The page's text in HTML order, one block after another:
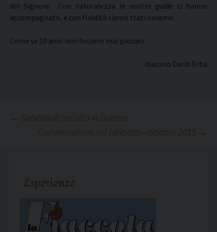
del Signore. Con naturalezza le nostre guide ci hanno
accompagnato, e con fluidità siamo stati insieme.
Come se 10 anni non fossero mai passati.
diacono Dario Erba
Navigazione
← Servizio di ascolto in Duomo
Conversazione sul celibato – ottobre 2015 →
Esperienze